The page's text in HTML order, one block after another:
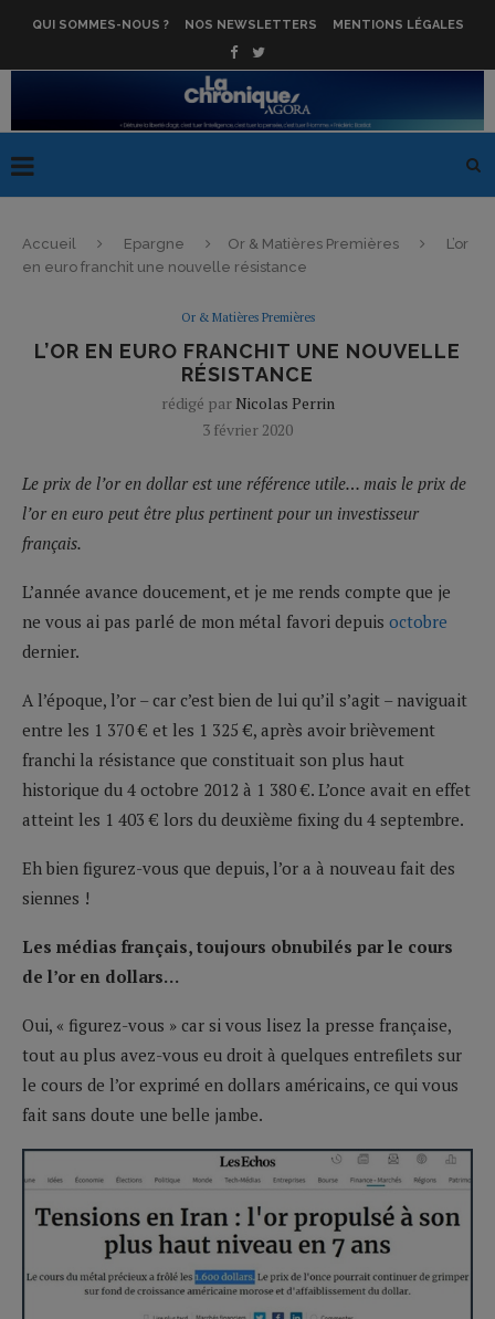
QUI SOMMES-NOUS ? NOS NEWSLETTERS MENTIONS LÉGALES
Accueil Epargne Or & Matières Premières
L’or
en euro franchit une nouvelle résistance
Or & Matières Premières
L’OR EN EURO FRANCHIT UNE NOUVELLE
RÉSISTANCE
rédigé par Nicolas Perrin
3 février 2020
Le prix de l’or en dollar est une référence utile… mais le prix de
l’or en euro peut être plus pertinent pour un investisseur
français.
L’année avance doucement, et je me rends compte que je
ne vous ai pas parlé de mon métal favori depuis octobre
dernier.
A l’époque, l’or – car c’est bien de lui qu’il s’agit – naviguait
entre les 1 370 € et les 1 325 €, après avoir brièvement
franchi la résistance que constituait son plus haut
historique du 4 octobre 2012 à 1 380 €. L’once avait en effet
atteint les 1 403 € lors du deuxième fixing du 4 septembre.
Eh bien figurez-vous que depuis, l’or a à nouveau fait des
siennes !
Les médias français, toujours obnubilés par le cours
de l’or en dollars…
Oui, « figurez-vous » car si vous lisez la presse française,
tout au plus avez-vous eu droit à quelques entrefilets sur
le cours de l’or exprimé en dollars américains, ce qui vous
fait sans doute une belle jambe.